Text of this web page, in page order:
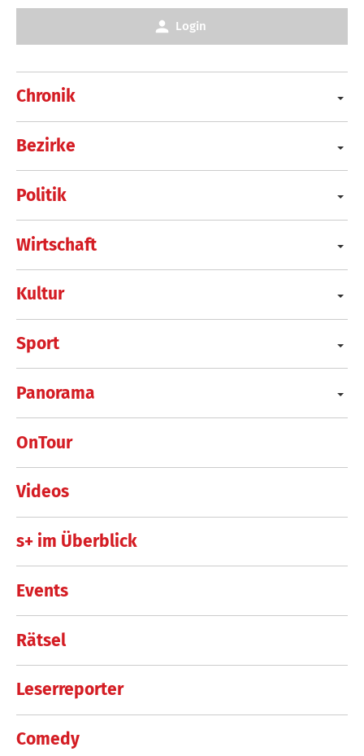
Chronik
Bezirke
Politik
Wirtschaft
Kultur
Sport
Panorama
OnTour
Videos
s+ im Überblick
Events
Rätsel
Leserreporter
Comedy
Login